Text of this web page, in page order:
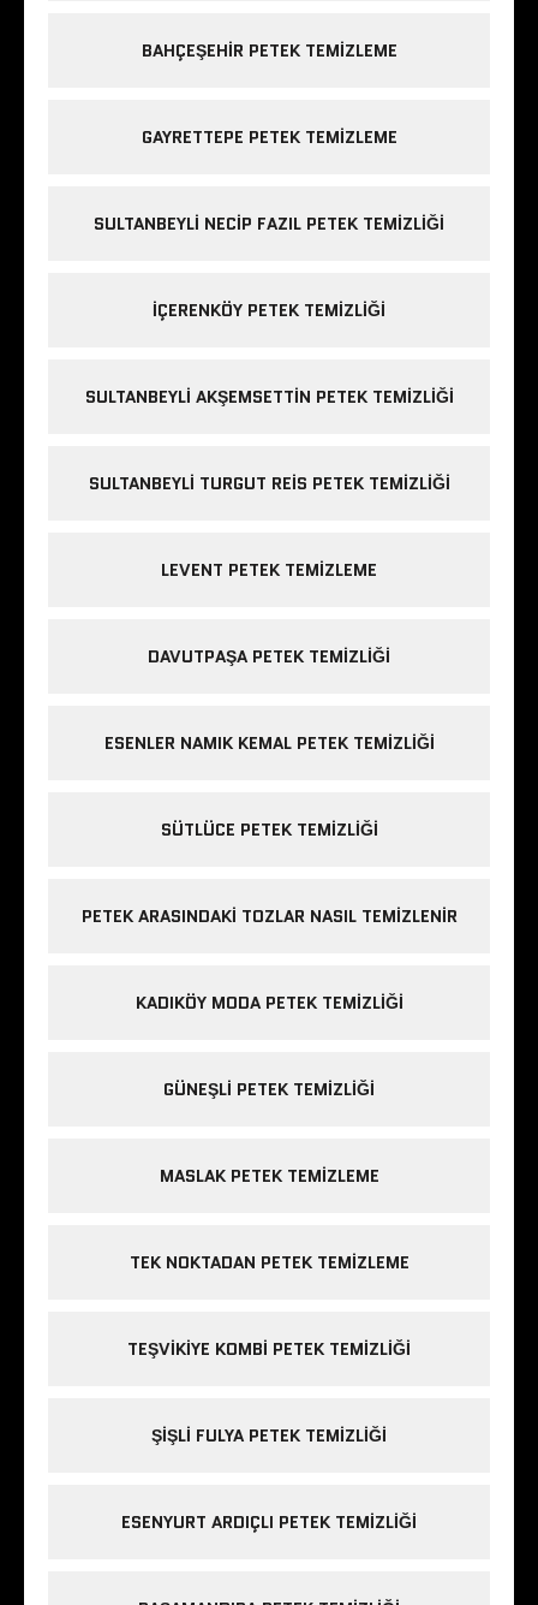
BAHÇEŞEHIR PETEK TEMIZLEME
GAYRETTEPE PETEK TEMIZLEME
SULTANBEYLI NECIP FAZIL PETEK TEMIZLIĞI
IÇERENKÖY PETEK TEMIZLIĞI
SULTANBEYLI AKŞEMSETTIN PETEK TEMIZLIĞI
SULTANBEYLI TURGUT REIS PETEK TEMIZLIĞI
LEVENT PETEK TEMIZLEME
DAVUTPAŞA PETEK TEMIZLIĞI
ESENLER NAMIK KEMAL PETEK TEMIZLIĞI
SÜTLÜCE PETEK TEMIZLIĞI
PETEK ARASINDAKI TOZLAR NASIL TEMIZLENIR
KADIKÖY MODA PETEK TEMIZLIĞI
GÜNEŞLI PETEK TEMIZLIĞI
MASLAK PETEK TEMIZLEME
TEK NOKTADAN PETEK TEMIZLEME
TEŞVIKIYE KOMBI PETEK TEMIZLIĞI
ŞIŞLI FULYA PETEK TEMIZLIĞI
ESENYURT ARDIÇLI PETEK TEMIZLIĞI